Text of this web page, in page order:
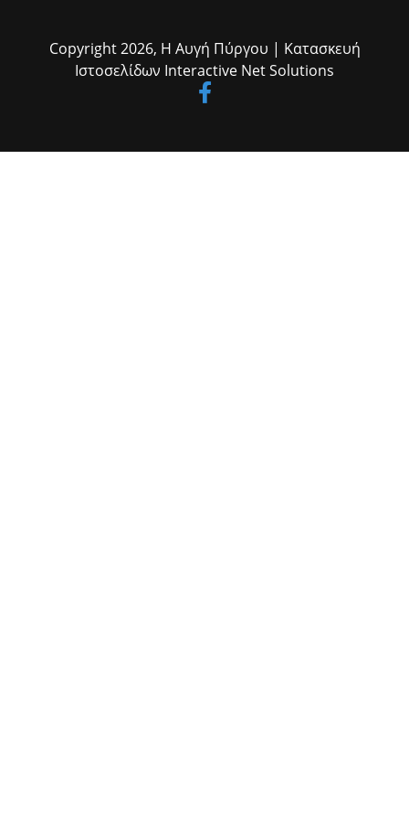
Βύρων Πολύδωρας, ο πρόεδρος του Δημοτικού Συμβουλίου
Ανδρίτσαινας-Κρεστένων κ. Κώστας Δρακόπουλος, ο πρόεδρος του
Επιμελητηρίου Ηλείας κ. Κώστας Λεβέντης, ο διοικητής του Γ.Ν.
Ηλείας κ. Σπ. Πολίτης, οι αντιδήμαρχοι κ.κ. Γιάννης Δάγκαρης, Μιλτ.
Γεωργακόπουλος και Δημήτρης Μικέλης, ο εκπρόσωπος του
Δημητρουλόπουλος, η αρμόδια αρχαιολόγος κ. Ζαχαρούλα
Copyright 2026, Η Αυγή Πύργου | Κατασκευή
Ιστοσελίδων Interactive Net Solutions